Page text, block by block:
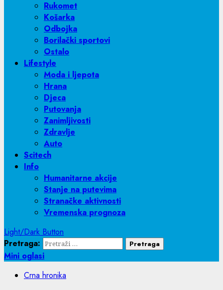
Rukomet
Košarka
Odbojka
Borilački sportovi
Ostalo
Lifestyle
Moda i ljepota
Hrana
Djeca
Putovanja
Zanimljivosti
Zdravlje
Auto
Scitech
Info
Humanitarne akcije
Stanje na putevima
Stranačke aktivnosti
Vremenska prognoza
Light/Dark Button
Pretraga:
Mini oglasi
Crna hronika